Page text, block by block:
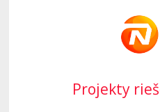
Projekty